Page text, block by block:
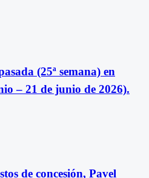
(25ª semana) en
– 21 de junio de 2026).
de concesión, Pavel